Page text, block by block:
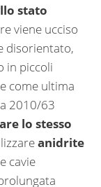
stato
viene ucciso
disorientato,
in piccoli
come ultima
2010/63
lo stesso
anidrite
cavie